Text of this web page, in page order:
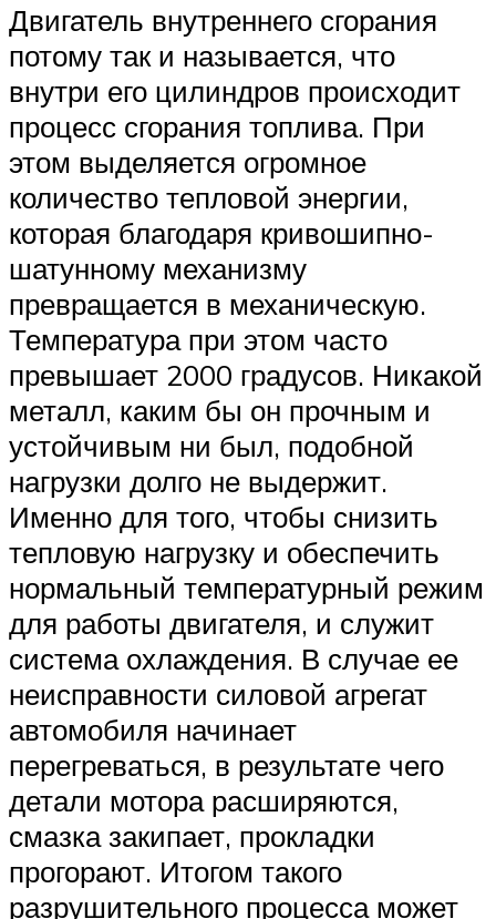
Двигатель внутреннего сгорания
потому так и называется, что
внутри его цилиндров происходит
процесс сгорания топлива. При
этом выделяется огромное
количество тепловой энергии,
которая благодаря кривошипно-
шатунному механизму
превращается в механическую.
Температура при этом часто
превышает 2000 градусов. Никакой
металл, каким бы он прочным и
устойчивым ни был, подобной
нагрузки долго не выдержит.
Именно для того, чтобы снизить
тепловую нагрузку и обеспечить
нормальный температурный режим
для работы двигателя, и служит
система охлаждения. В случае ее
неисправности силовой агрегат
автомобиля начинает
перегреваться, в результате чего
детали мотора расширяются,
смазка закипает, прокладки
прогорают. Итогом такого
разрушительного процесса может